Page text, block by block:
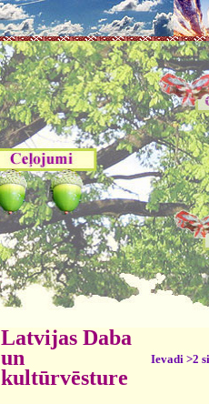
Latvijas Daba
un
kultūrvēsture
Ievadi >2